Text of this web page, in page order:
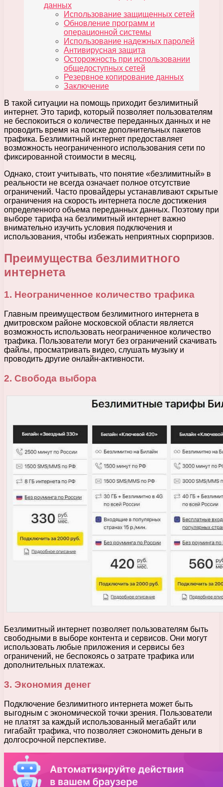
данных
Использование защищенных сетей
Обновление программ и
операционной системы
Использование надежных паролей
Антивирусная защита
Осторожность при использовании
общедоступных сетей
Резервное копирование данных
Заключение
В такой ситуации на помощь приходит безлимитный
интернет. Это тариф, который позволяет пользователям
не беспокоиться о количестве переданных данных и не
проводить время на поиске дополнительных пакетов
трафика. Безлимитный интернет предоставляет
возможность неограниченного использования сети по
фиксированной стоимости в месяц.
Однако, стоит учитывать, что понятие «безлимитный» в
реальности не всегда означает полное отсутствие
ограничений. Часто провайдеры устанавливают скрытые
ограничения на скорость интернета после достижения
определенного объема переданных данных. Поэтому при
выборе тарифа на безлимитный интернет важно
внимательно изучить условия подключения и
использования, чтобы избежать неприятных сюрпризов.
Преимущества безлимитного
интернета
1. Неограниченное количество трафика
Главным преимуществом безлимитного интернета в
дмитровском районе московской области является
возможность использовать неограниченное количество
трафика. Пользователи могут без ограничений скачивать
файлы, просматривать видео, слушать музыку и
проводить другие онлайн-активности.
2. Свобода выбора
Безлимитный интернет позволяет пользователям быть
свободными в выборе контента и сервисов. Они могут
использовать любые приложения и сервисы без
ограничений, не беспокоясь о затрате трафика или
дополнительных платежах.
3. Экономия денег
Подключение безлимитного интернета может быть
выгодным с экономической точки зрения. Пользователи
не платят за каждый использованный мегабайт или
гигабайт трафика, что позволяет сэкономить деньги в
долгосрочной перспективе.